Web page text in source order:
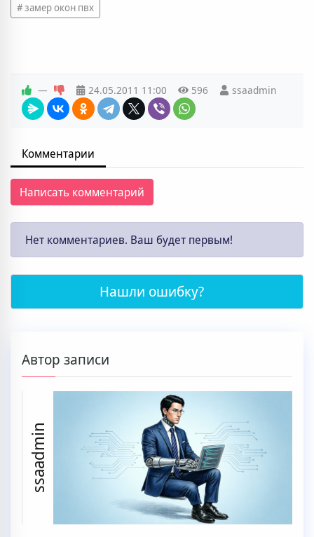
замер окон пвх
— 24.05.2011 11:00 596 ssaadmin
Комментарии
Написать комментарий
Нет комментариев. Ваш будет первым!
Нашли ошибку?
Автор записи
ssaadmin